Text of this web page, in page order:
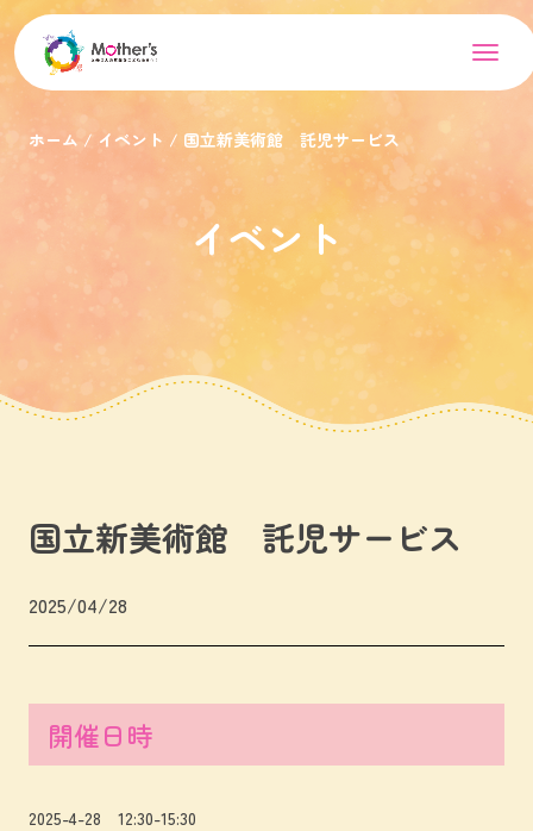
ホーム イベント 国立新美術館 託児サービス
イベント
国立新美術館 託児サービス
2025/04/28
開催日時
2025-4-28 12:30-15:30